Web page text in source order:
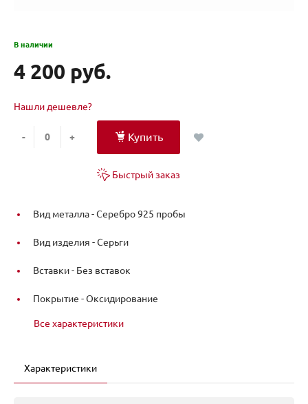
В наличии
4 200 руб.
Нашли дешевле?
- + Купить
Быстрый заказ
Вид металла -Серебро 925 пробы
Вид изделия -Серьги
Вставки - Без вставок
Покрытие -Оксидирование
Все характеристики
Характеристики